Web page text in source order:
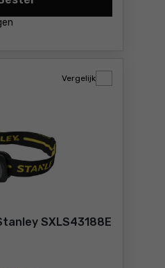
Stanley FMHT0-72414 16
SXLS43188E
Vergelijk